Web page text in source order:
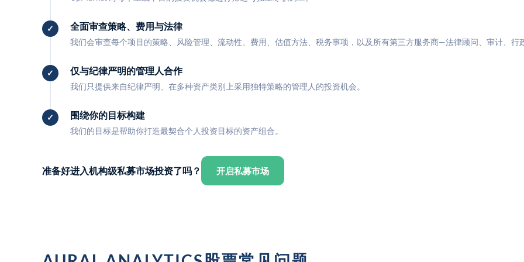
全面审查策略、费用与法律
我们会审查每个项目的策略、风险管理、流动性、费用、估值方法、税务事项，以及所有第三方服务商—法律顾问、审计、行
仅与纪律严明的管理人合作
我们只提供来自纪律严明、在多种资产类别上采用独特策略的管理人的投资机会。
围绕你的目标构建
我们的目标是帮助你打造最契合个人投资目标的资产组合。
准备好进入机构级私募市场投资了吗？ 开启私募市场